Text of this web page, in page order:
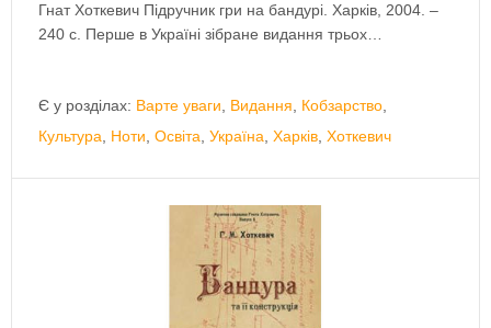
Гнат Хоткевич Підручник гри на бандурі. Харків, 2004. –
240 с. Перше в Україні зібране видання трьох…
Є у розділах: Варте уваги, Видання, Кобзарство,
Культура, Ноти, Освіта, Україна, Харків, Хоткевич